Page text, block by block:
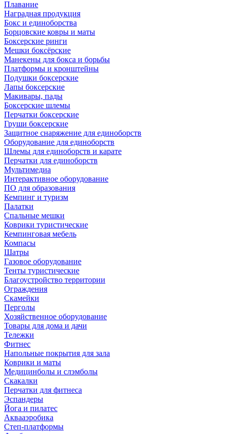
Плавание
Наградная продукция
Бокс и единоборства
Борцовские ковры и маты
Боксерские ринги
Мешки боксёрские
Манекены для бокса и борьбы
Платформы и кронштейны
Подушки боксерские
Лапы боксерские
Макивары, пады
Боксерские шлемы
Перчатки боксерские
Груши боксерские
Защитное снаряжение для единоборств
Оборудование для единоборств
Шлемы для единоборств и карате
Перчатки для единоборств
Мультимедиа
Интерактивное оборудование
ПО для образования
Кемпинг и туризм
Палатки
Спальные мешки
Коврики туристические
Кемпинговая мебель
Компасы
Шатры
Газовое оборудование
Тенты туристические
Благоустройство территории
Ограждения
Скамейки
Перголы
Хозяйственное оборудование
Товары для дома и дачи
Тележки
Фитнес
Напольные покрытия для зала
Коврики и маты
Медицинболы и слэмболы
Скакалки
Перчатки для фитнеса
Эспандеры
Йога и пилатес
Аквааэробика
Степ-платформы